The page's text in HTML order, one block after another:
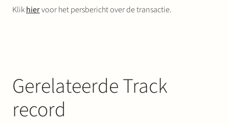
Klikhiervoor het persbericht over de transactie.
Gerelateerde Track
record